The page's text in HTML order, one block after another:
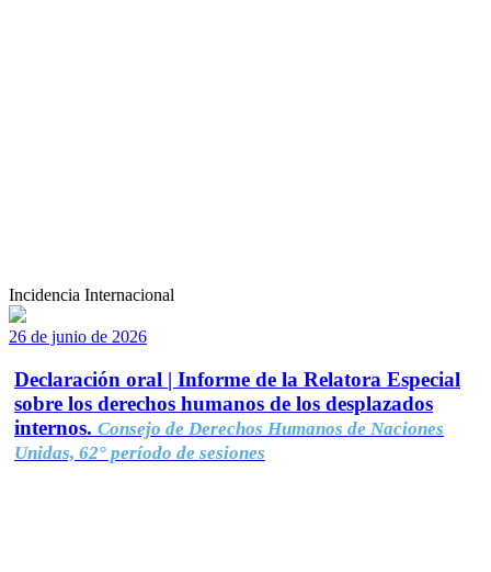
Incidencia Internacional
26 de junio de 2026
Declaración oral | Informe de la Relatora Especial
sobre los derechos humanos de los desplazados
internos. Consejo de Derechos Humanos de Naciones
Unidas, 62° período de sesiones